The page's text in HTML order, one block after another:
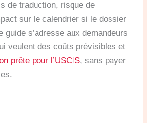
de traduction, risque de
sur le calendrier si le dossier
guide s’adresse aux demandeurs
veulent des coûts prévisibles et
prête pour l’USCIS, sans payer